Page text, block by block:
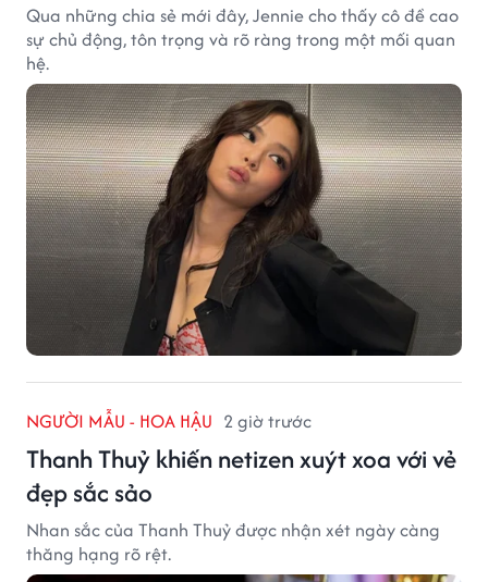
Qua những chia sẻ mới đây, Jennie cho thấy cô đề cao
sự chủ động, tôn trọng và rõ ràng trong một mối quan
hệ.
NGƯỜI MẪU - HOA HẬU 2 giờ trước
Thanh Thuỷ khiến netizen xuýt xoa với vẻ
đẹp sắc sảo
Nhan sắc của Thanh Thuỷ được nhận xét ngày càng
thăng hạng rõ rệt.